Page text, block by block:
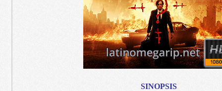
SINOPSIS